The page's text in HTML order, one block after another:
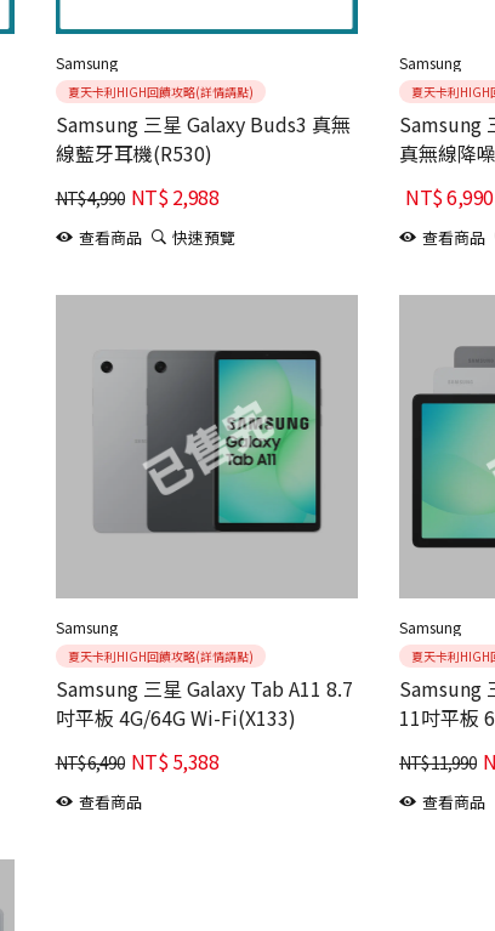
Samsung
夏天卡利HIGH回饋攻略(詳情請點)
Samsung 三星 Galaxy Buds3 真無
線藍牙耳機(R530)
NT$4,990 NT$2,988
查看商品 快速預覽
Samsung
夏天卡利HIGH
Samsung
真無線降
NT$6,990
查看商品
Samsung
夏天卡利HIGH回饋攻略(詳情請點)
Samsung 三星 Galaxy Tab A11 8.7
吋平板 4G/64G Wi-Fi(X133)
NT$6,490 NT$5,388
查看商品
Samsung
夏天卡利HIGH
Samsung
11吋平板
NT$11,990
查看商品